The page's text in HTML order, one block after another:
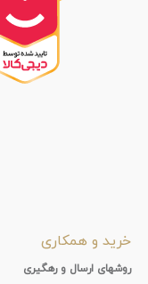
خرید و همکاری
روشهای ارسال و رهگیری